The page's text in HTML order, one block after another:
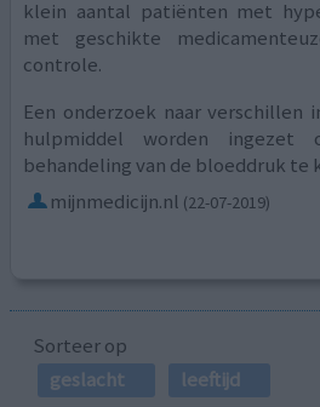
klein aantal patiënten met
met geschikte
controle.
Een onderzoek naar verschillen
hulpmiddel worden
behandeling van de bloeddruk te
mijnmedicijn.nl (22-07-2019)
Sorteer op
geslacht
leeftijd